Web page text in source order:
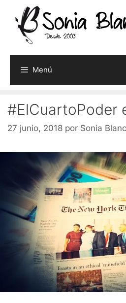
contenido
Menú
#ElCuartoPoder
27 junio, 2018 por Sonia